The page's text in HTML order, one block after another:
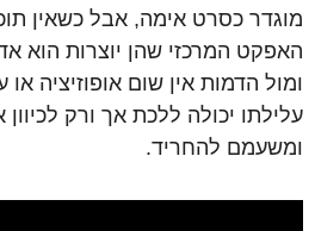
מוגדר כסרט אימה, אבל כשאין
האפקט המרכזי שהן יוצרות הוא
ומול הדמות אין שום אופוזיציה
עלילתו יכולה ללכת אך ורק
ומשעמם להחריד.